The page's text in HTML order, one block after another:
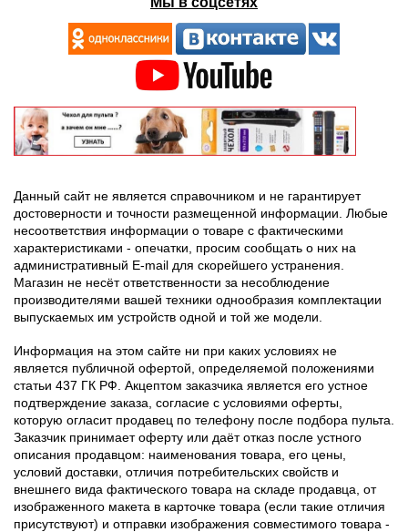
Данный сайт не является справочником и не гарантирует
достоверности и точности размещенной информации. Любые
несоответствия информации о товаре с фактическими
характеристиками - опечатки, просим сообщать о них на
административный E-mail для скорейшего устранения.
Магазин не несёт ответственности за несоблюдение
производителями вашей техники однообразия комплектации
выпускаемых им устройств одной и той же модели.
Информация на этом сайте ни при каких условиях не
является публичной офертой, определяемой положениями
статьи 437 ГК РФ. Акцептом заказчика является его устное
подтверждение заказа, согласие с условиями оферты,
которую огласит продавец по телефону после подбора пульта.
Заказчик принимает оферту или даёт отказ после устного
описания продавцом: наименования товара, его цены,
условий доставки, отличия потребительских свойств и
внешнего вида фактического товара на складе продавца, от
изображенного макета в карточке товара (если такие отличия
присутствуют) и отправки изображения совместимого товара -